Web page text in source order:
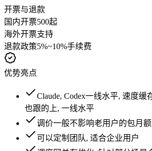
开票与退款
国内开票500起
海外开票支持
退款政策5%~10%手续费
优势亮点
Claude, Codex一线水平, 速度
也跟的上, 一线水平
调价一般不影响老用户的包月
可以定制团队, 适合企业用户